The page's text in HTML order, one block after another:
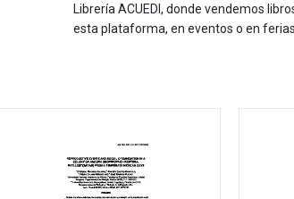
Librería ACUEDI, donde vendemos
esta plataforma, en eventos o en ferias